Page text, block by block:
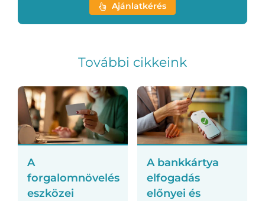
Ajánlatkérés
További cikkeink
A
forgalomnövelés
eszközei
A bankkártya
elfogadás
előnyei és